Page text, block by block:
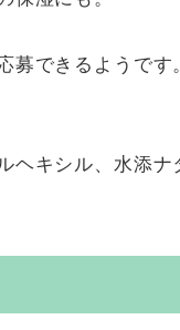
募できるようです
ヘキシル、水添